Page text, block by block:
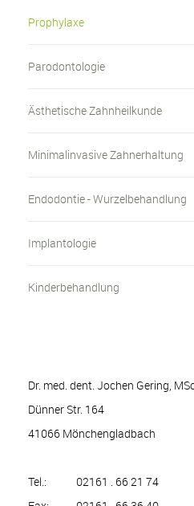
Prophylaxe
Parodontologie
Ästhetische Zahnheilkunde
Minimalinvasive Zahnerhaltung
Endodontie - Wurzelbehandlung
Implantologie
Kinderbehandlung
Dr. med. dent. Jochen Gering,
Dünner Str. 164
41066 Mönchengladbach
Tel.:
02161 . 66 21 74